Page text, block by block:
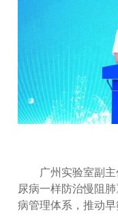
广州实验室副
尿病一样防治慢阻
病管理体系，推动早